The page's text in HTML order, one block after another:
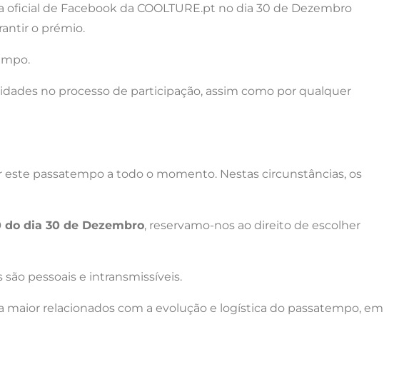
de Facebook da COOLTURE.pt no dia 30 de Dezembro
o prémio.
no processo de participação, assim como por qualquer
este passatempo a todo o momento. Nestas circunstâncias, os
dia 30 de Dezembro, reservamo-nos ao direito de escolher
pessoais e intransmissíveis.
relacionados com a evolução e logística do passatempo, em